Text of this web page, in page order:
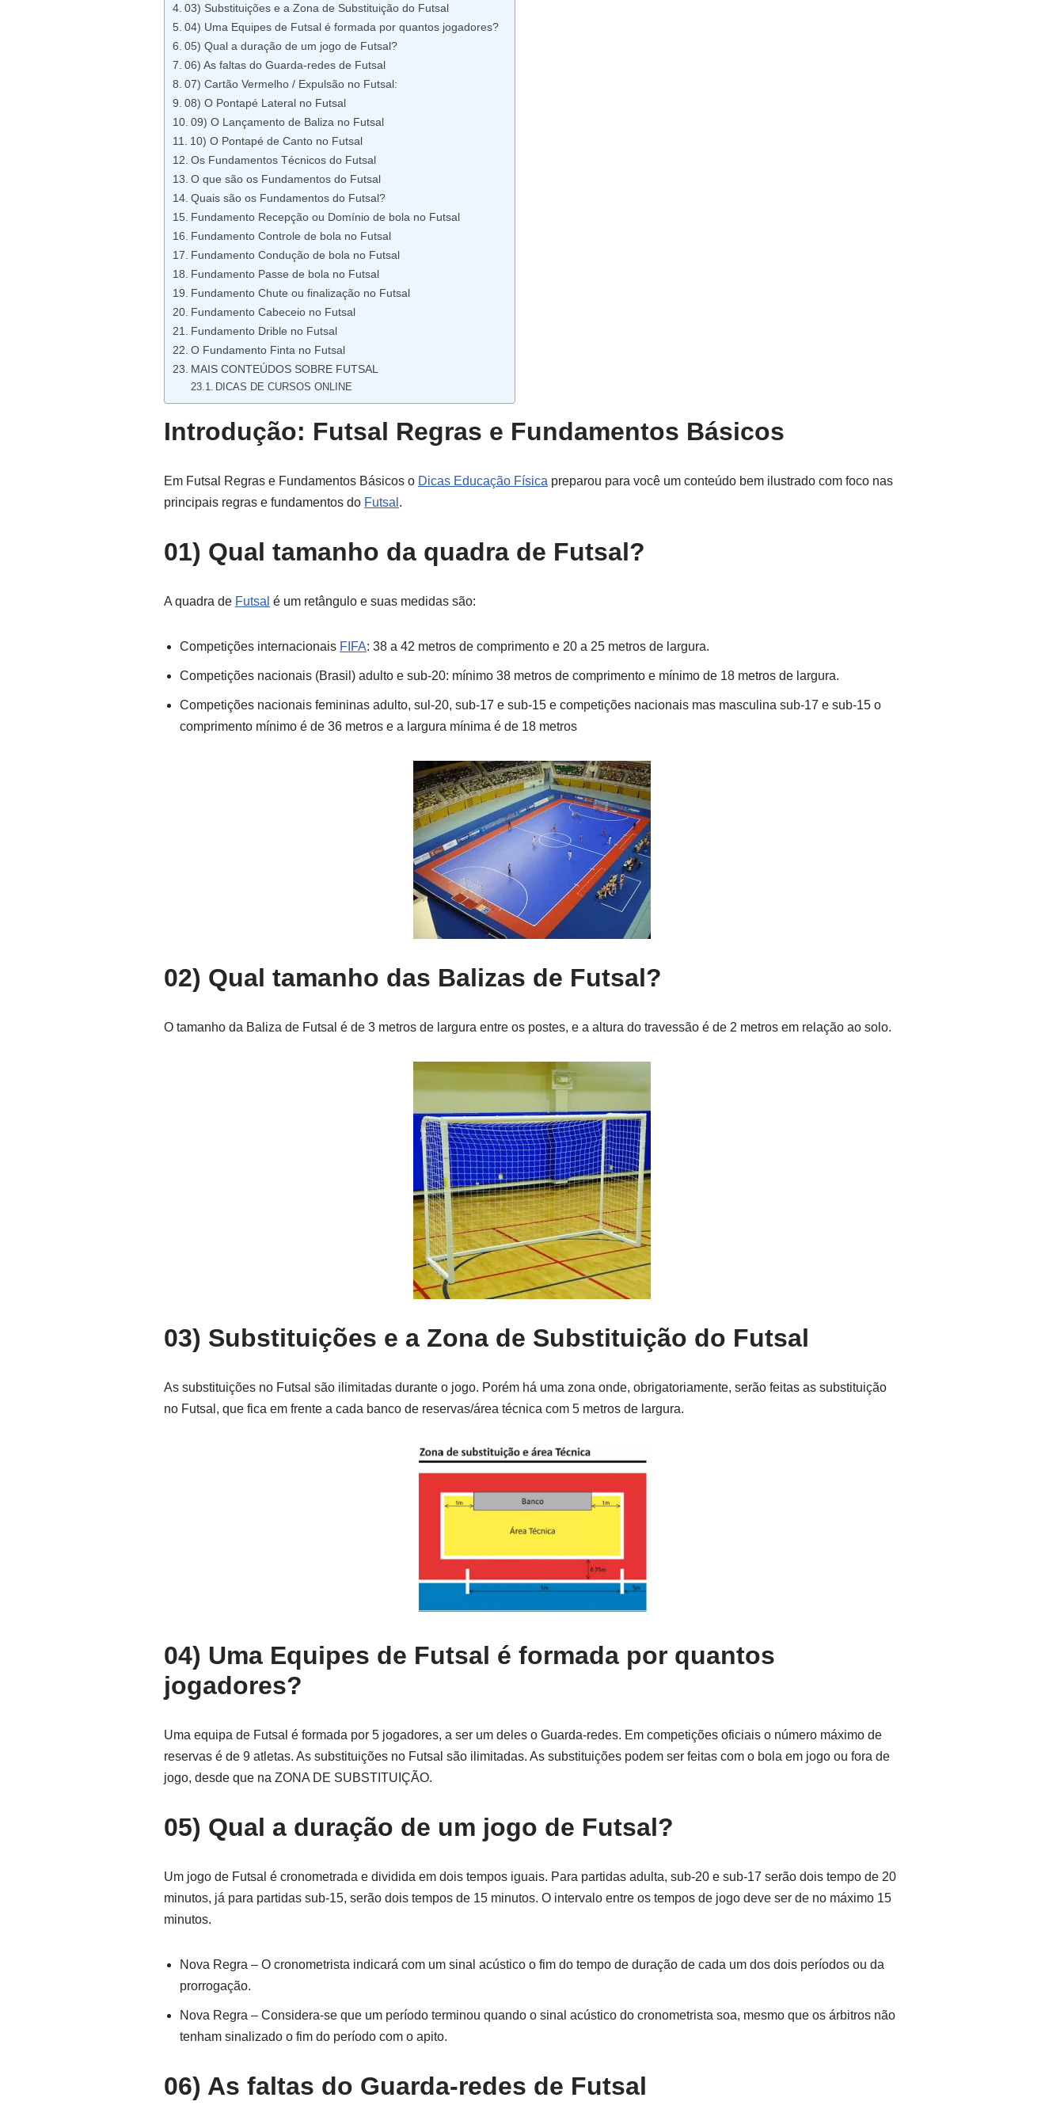
03) Substituições e a Zona de Substituição do Futsal
04) Uma Equipes de Futsal é formada por quantos jogadores?
05) Qual a duração de um jogo de Futsal?
06) As faltas do Guarda-redes de Futsal
07) Cartão Vermelho / Expulsão no Futsal:
08) O Pontapé Lateral no Futsal
09) O Lançamento de Baliza no Futsal
10) O Pontapé de Canto no Futsal
Os Fundamentos Técnicos do Futsal
O que são os Fundamentos do Futsal
Quais são os Fundamentos do Futsal?
Fundamento Recepção ou Domínio de bola no Futsal
Fundamento Controle de bola no Futsal
Fundamento Condução de bola no Futsal
Fundamento Passe de bola no Futsal
Fundamento Chute ou finalização no Futsal
Fundamento Cabeceio no Futsal
Fundamento Drible no Futsal
O Fundamento Finta no Futsal
MAIS CONTEÚDOS SOBRE FUTSAL
DICAS DE CURSOS ONLINE
Introdução: Futsal Regras e Fundamentos Básicos
Em Futsal Regras e Fundamentos Básicos o Dicas Educação Física preparou para você um conteúdo bem ilustrado com foco nas
principais regras e fundamentos do Futsal .
01) Qual tamanho da quadra de Futsal?
A quadra de Futsal é um retângulo e suas medidas são:
Competições internacionais FIFA: 38 a 42 metros de comprimento e 20 a 25 metros de largura.
Competições nacionais (Brasil) adulto e sub-20: mínimo 38 metros de comprimento e mínimo de 18 metros de largura.
Competições nacionais femininas adulto, sul-20, sub-17 e sub-15 e competições nacionais mas masculina sub-17 e sub-15 o
comprimento mínimo é de 36 metros e a largura mínima é de 18 metros
02) Qual tamanho das Balizas de Futsal?
O tamanho da Baliza de Futsal é de 3 metros de largura entre os postes, e a altura do travessão é de 2 metros em relação ao solo.
03) Substituições e a Zona de Substituição do Futsal
As substituições no Futsal são ilimitadas durante o jogo. Porém há uma zona onde, obrigatoriamente, serão feitas as substituição
no Futsal, que fica em frente a cada banco de reservas/área técnica com 5 metros de largura.
04) Uma Equipes de Futsal é formada por quantos
jogadores?
Uma equipa de Futsal é formada por 5 jogadores, a ser um deles o Guarda-redes. Em competições oficiais o número máximo de
reservas é de 9 atletas. As substituições no Futsal são ilimitadas. As substituições podem ser feitas com o bola em jogo ou fora de
jogo, desde que na ZONA DE SUBSTITUIÇÃO.
05) Qual a duração de um jogo de Futsal?
Um jogo de Futsal é cronometrada e dividida em dois tempos iguais. Para partidas adulta, sub-20 e sub-17 serão dois tempo de 20
minutos, já para partidas sub-15, serão dois tempos de 15 minutos. O intervalo entre os tempos de jogo deve ser de no máximo 15
minutos.
Nova Regra – O cronometrista indicará com um sinal acústico o fim do tempo de duração de cada um dos dois períodos ou da
prorrogação.
Nova Regra – Considera-se que um período terminou quando o sinal acústico do cronometrista soa, mesmo que os árbitros não
tenham sinalizado o fim do período com o apito.
06) As faltas do Guarda-redes de Futsal